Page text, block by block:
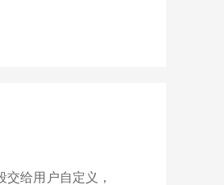
给用户自定义，